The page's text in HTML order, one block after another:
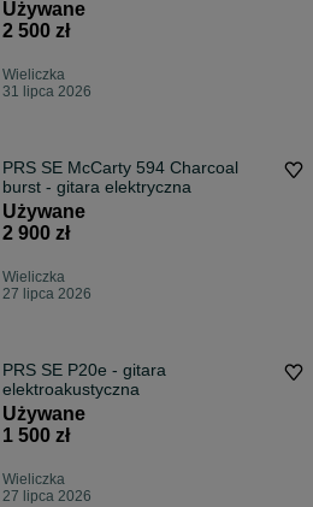
Używane
2 500 zł
Wieliczka
31 lipca 2026
PRS SE McCarty 594 Charcoal
burst - gitara elektryczna
Używane
2 900 zł
Wieliczka
27 lipca 2026
PRS SE P20e - gitara
elektroakustyczna
Używane
1 500 zł
Wieliczka
27 lipca 2026